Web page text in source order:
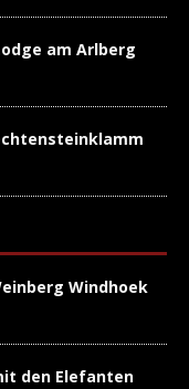
am Arlberg
Windhoek
den Elefanten